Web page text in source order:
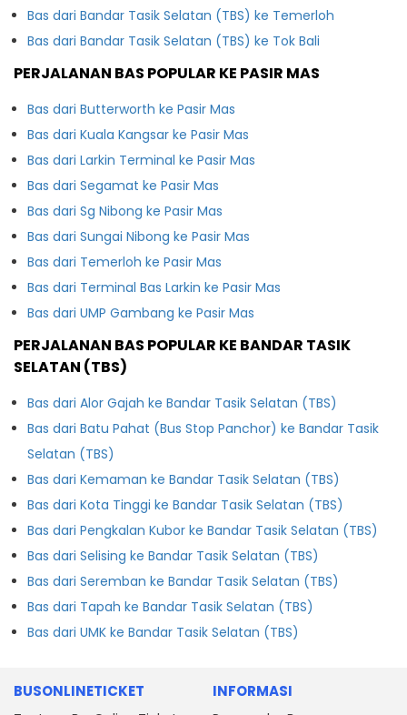
Bas dari Bandar Tasik Selatan (TBS) ke Temerloh
Bas dari Bandar Tasik Selatan (TBS) ke Tok Bali
PERJALANAN BAS POPULAR KE PASIR MAS
Bas dari Butterworth ke Pasir Mas
Bas dari Kuala Kangsar ke Pasir Mas
Bas dari Larkin Terminal ke Pasir Mas
Bas dari Segamat ke Pasir Mas
Bas dari Sg Nibong ke Pasir Mas
Bas dari Sungai Nibong ke Pasir Mas
Bas dari Temerloh ke Pasir Mas
Bas dari Terminal Bas Larkin ke Pasir Mas
Bas dari UMP Gambang ke Pasir Mas
PERJALANAN BAS POPULAR KE BANDAR TASIK
SELATAN (TBS)
Bas dari Alor Gajah ke Bandar Tasik Selatan (TBS)
Bas dari Batu Pahat (Bus Stop Panchor) ke Bandar Tasik
Selatan (TBS)
Bas dari Kemaman ke Bandar Tasik Selatan (TBS)
Bas dari Kota Tinggi ke Bandar Tasik Selatan (TBS)
Bas dari Pengkalan Kubor ke Bandar Tasik Selatan (TBS)
Bas dari Selising ke Bandar Tasik Selatan (TBS)
Bas dari Seremban ke Bandar Tasik Selatan (TBS)
Bas dari Tapah ke Bandar Tasik Selatan (TBS)
Bas dari UMK ke Bandar Tasik Selatan (TBS)
BUSONLINETICKET INFORMASI